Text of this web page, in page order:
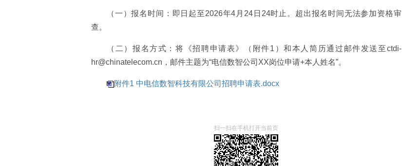
（一）报名时间：即日起至2026年4月24日24时止。超出报名时间无法参加资格审
查。
（二）报名方式：将《招聘申请表》（附件1）和本人简历通过邮件发送至ctdi-
hr@chinatelecom.cn，邮件主题为“电信数智公司XX岗位申请+本人姓名”。
附件1 中电信数智科技有限公司招聘申请表.docx
扫一扫在手机打开当前页